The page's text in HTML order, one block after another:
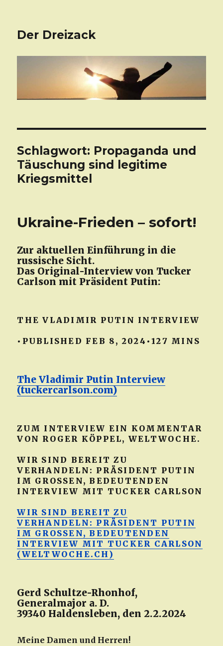
Der Dreizack
Schlagwort: Propaganda und
Täuschung sind legitime
Kriegsmittel
Ukraine-Frieden – sofort!
Zur aktuellen Einführung in die
russische Sicht.
Das Original-Interview von Tucker
Carlson mit Präsident Putin:
THE VLADIMIR PUTIN INTERVIEW
•PUBLISHED FEB 8, 2024•127 MINS
The Vladimir Putin Interview
(tuckercarlson.com)
ZUM INTERVIEW EIN KOMMENTAR
VON ROGER KÖPPEL, WELTWOCHE.
WIR SIND BEREIT ZU
VERHANDELN: PRÄSIDENT PUTIN
IM GROSSEN, BEDEUTENDEN
INTERVIEW MIT TUCKER CARLSON
WIR SIND BEREIT ZU
VERHANDELN: PRÄSIDENT PUTIN
IM GROSSEN, BEDEUTENDEN
INTERVIEW MIT TUCKER CARLSON
(WELTWOCHE.CH)
Gerd Schultze-Rhonhof,
Generalmajor a. D.
39340 Haldensleben, den 2.2.2024
Meine Damen und Herren!